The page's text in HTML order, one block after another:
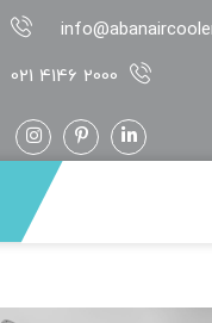
021 4146 2000